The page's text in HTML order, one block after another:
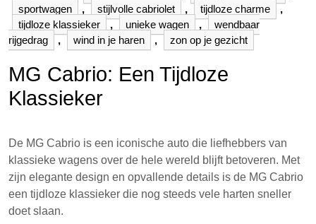
sportwagen
, stijlvolle cabriolet , tijdloze charme
,
tijdloze klassieker
, unieke wagen ,
wendbaar
rijgedrag
, wind in je haren , zon op je gezicht
MG Cabrio: Een Tijdloze
Klassieker
De MG Cabrio is een iconische auto die liefhebbers van
klassieke wagens over de hele wereld blijft betoveren. Met
zijn elegante design en opvallende details is de MG Cabrio
een tijdloze klassieker die nog steeds vele harten sneller
doet slaan.